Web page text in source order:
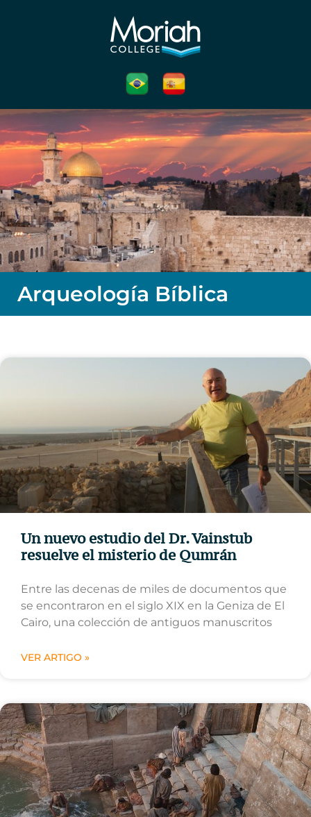
Arqueología Bíblica
Un nuevo estudio del Dr. Vainstub
resuelve el misterio de Qumrán
Entre las decenas de miles de documentos que
se encontraron en el siglo XIX en la Geniza de El
Cairo, una colección de antiguos manuscritos
VER ARTIGO »